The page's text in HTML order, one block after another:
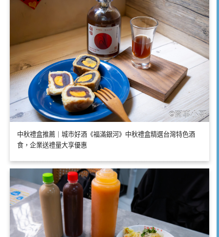
中秋禮盒推薦｜城市好酒《福滿銀河》中秋禮盒精選台灣特色酒
食，企業送禮量大享優惠